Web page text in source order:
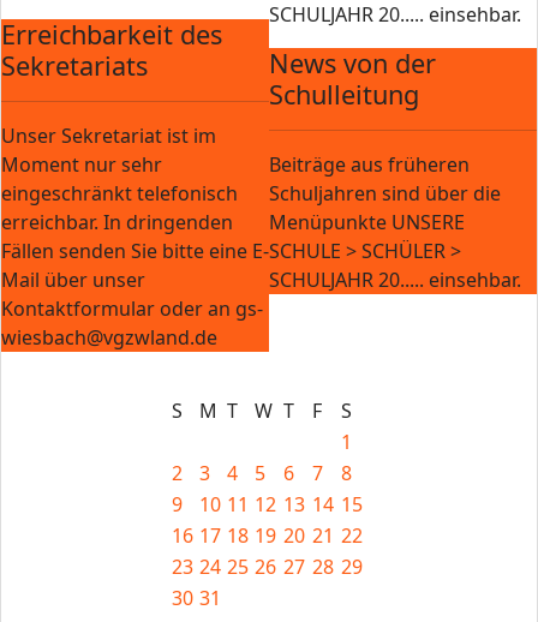
Erreichbarkeit des
Sekretariats
Unser Sekretariat ist im
Moment nur sehr
eingeschränkt telefonisch
erreichbar. In dringenden
Fällen senden Sie bitte eine E-
Mail über unser
Kontaktformular oder an gs-
wiesbach@vgzwland.de
SCHULJAHR 20..... einsehbar.
News von der
Schulleitung
Beiträge aus früheren
Schuljahren sind über die
Menüpunkte UNSERE
SCHULE > SCHÜLER >
SCHULJAHR 20..... einsehbar.
S M T W T F
S
1
2
3 4 5 6 7
8
9
10 11 12 13 14 15
16 17 18 19 20 21 22
23 24 25 26 27 28 29
30 31